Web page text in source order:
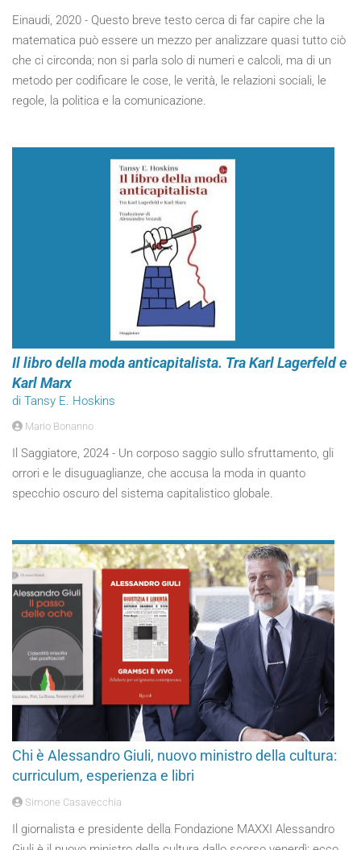
Einaudi, 2020 - Questo breve testo cerca di far capire che la
matematica può essere un mezzo per analizzare quasi tutto ciò
che ci circonda; non si parla solo di numeri e calcoli, ma di un
metodo per codificare le cose, le verità, le relazioni sociali, le
regole, la politica e la comunicazione.
Il libro della moda anticapitalista. Tra Karl Lagerfeld e
Karl Marx
di Tansy E. Hoskins
Mario Bonanno
Il Saggiatore, 2024 - Un corposo saggio sullo sfruttamento, gli
orrori e le disuguaglianze, che accusa la moda in quanto
specchio oscuro del sistema capitalistico globale.
Chi è Alessandro Giuli, nuovo ministro della cultura:
curriculum, esperienza e libri
Simone Casavecchia
Il giornalista e presidente della Fondazione MAXXI Alessandro